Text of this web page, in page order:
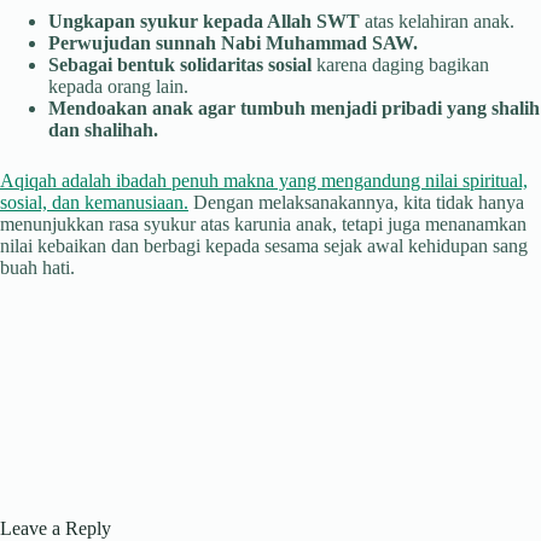
Ungkapan syukur kepada Allah SWT atas kelahiran anak.
Perwujudan sunnah Nabi Muhammad SAW.
Sebagai bentuk solidaritas sosial karena daging bagikan
kepada orang lain.
Mendoakan anak agar tumbuh menjadi pribadi yang shalih
dan shalihah.
Aqiqah adalah ibadah penuh makna yang mengandung nilai spiritual,
sosial, dan kemanusiaan. Dengan melaksanakannya, kita tidak hanya
menunjukkan rasa syukur atas karunia anak, tetapi juga menanamkan
nilai kebaikan dan berbagi kepada sesama sejak awal kehidupan sang
buah hati.
Leave a Reply